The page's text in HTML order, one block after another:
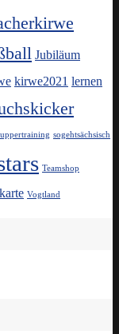
Jubiläum
kirwe2021 lernen
sogehtsächsisch
Teamshop
Vogtland